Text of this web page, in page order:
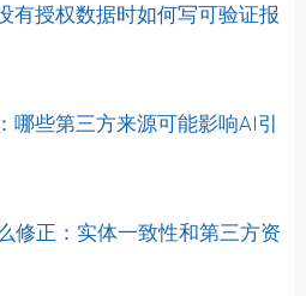
有授权数据时如何写可验证报
哪些第三方来源可能影响AI引
修正：实体一致性和第三方资